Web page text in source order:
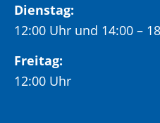
12:00 Uhr und 14:00 –
12:00 Uhr